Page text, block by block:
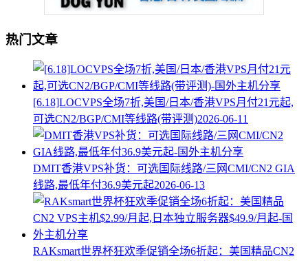
热门文章
[6.18]LOCVPS全场7折,美国/日本/香港VPS月付21元起,
可选CN2/BGP/CMI等线路(带评测)2026-06-11
DMIT香港VPS补货：可选国际线路/三网CMI/CN2 GIA
线路,最低年付36.9美元起2026-06-13
RAKsmart世界杯狂欢季促销全场6折起：美国精品CN2